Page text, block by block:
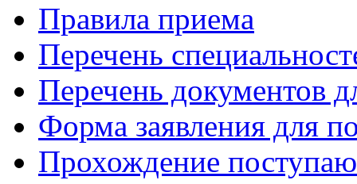
Правила приема
Перечень
Перечень документов
Форма заявления для
Прохождение